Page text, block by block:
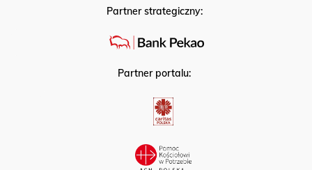
Partner strategiczny:
Partner portalu: